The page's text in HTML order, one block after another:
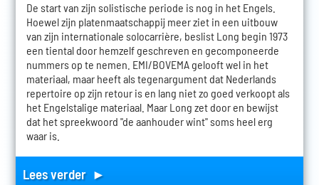
De start van zijn solistische periode is nog in het Engels.
Hoewel zijn platenmaatschappij meer ziet in een uitbouw
van zijn internationale solocarrière, beslist Long begin 1973
een tiental door hemzelf geschreven en gecomponeerde
nummers op te nemen. EMI/BOVEMA gelooft wel in het
materiaal, maar heeft als tegenargument dat Nederlands
repertoire op zijn retour is en lang niet zo goed verkoopt als
het Engelstalige materiaal. Maar Long zet door en bewijst
dat het spreekwoord "de aanhouder wint" soms heel erg
waar is.
Lees verder ►